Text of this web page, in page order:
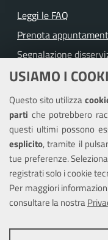
USIAMO I
Questo sito utilizza
parti che potrebbero
questi ultimi possono
esplicito, tramite il
tue preferenze.
registrati solo i cookie
Per maggiori
consultare la nostra
Leggi le FAQ
Prenota
Segnalazione
Richiesta assistenza
Amministrazione
Informativa privacy
Note legali
Piano di
Dichiarazione di